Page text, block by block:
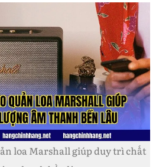
loa Marshall giúp duy trì chất